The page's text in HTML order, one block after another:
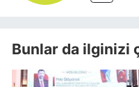
Bunlar da ilginizi